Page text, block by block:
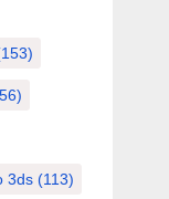
3ds (113)